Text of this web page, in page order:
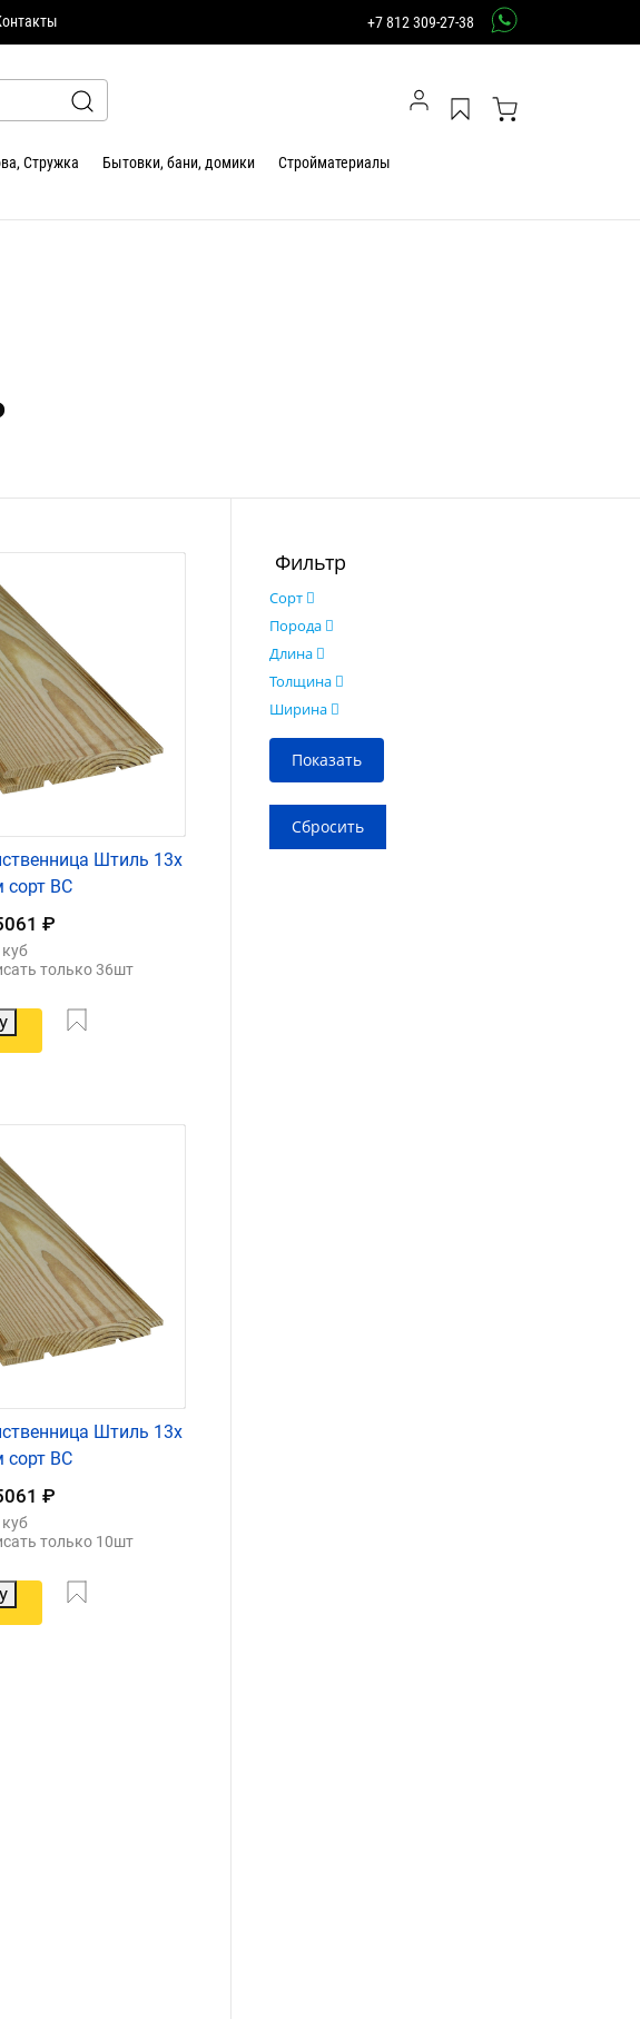
+7 812 309-27-38
Стружка Бытовки, бани, домики
Стройматериалы
Фильтр
Сорт
Порода
Длина
Толщина
Ширина
Штиль 13х
сорт ВС
₽
куб
только 36шт
Штиль 13х
сорт ВС
₽
куб
только 10шт